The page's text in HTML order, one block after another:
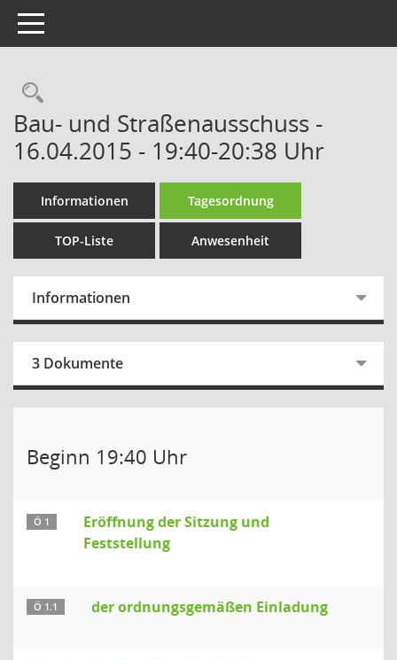
Toggle navigation
Rechercheauswahl
Bau- und Straßenausschuss -
16.04.2015 - 19:40-20:38 Uhr
Informationen Tagesordnung
TOP-Liste Anwesenheit
Informationen
3 Dokumente
Beginn 19:40 Uhr
Ö 1
Eröffnung der Sitzung und
Feststellung
Ö 1.1 der ordnungsgemäßen Einladung